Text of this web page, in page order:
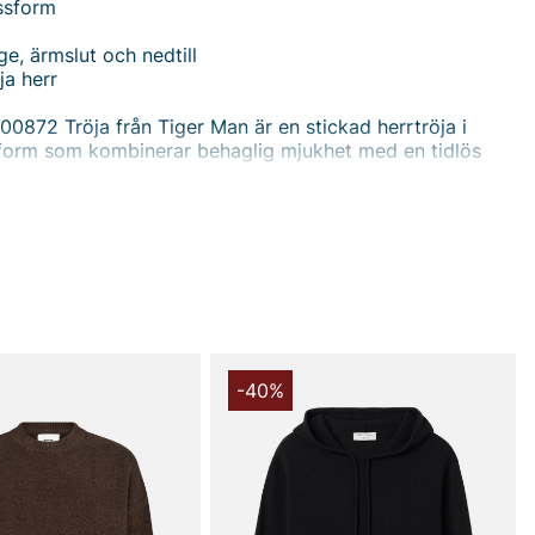
ärmslut och nedtill
herr
Tröja från Tiger Man är en stickad herrtröja i
som kombinerar behaglig mjukhet med en tidlös
ringade halsen ger en avslappnad men stilren look
vardags- och mer uppklädda outfits. Mudd i krage,
en mjuk mohairblandning dominerad av 72% mohair,
lyxig känsla mot huden och en behaglig värme utan att
Denna känsla förstärks av 26% polyamid som bidrar till
formstabilitet, samt 2% elastan som ger lite stretch för
och en bättre passform genom hela dagen. Denna
gör tröjan både skön att bära och hållbar i vardagligt
offra den eleganta, lätt glansiga look som mohair ger.
-40%